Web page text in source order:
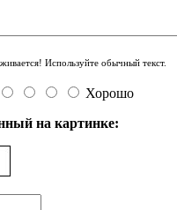
Используйте обычный текст.
Хорошо
на картинке: